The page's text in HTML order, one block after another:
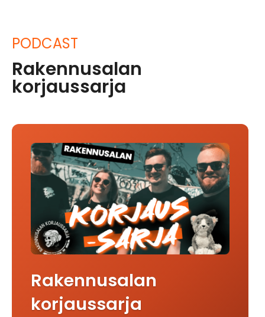
PODCAST
Rakennusalan
korjaussarja
Rakennusalan
korjaussarja